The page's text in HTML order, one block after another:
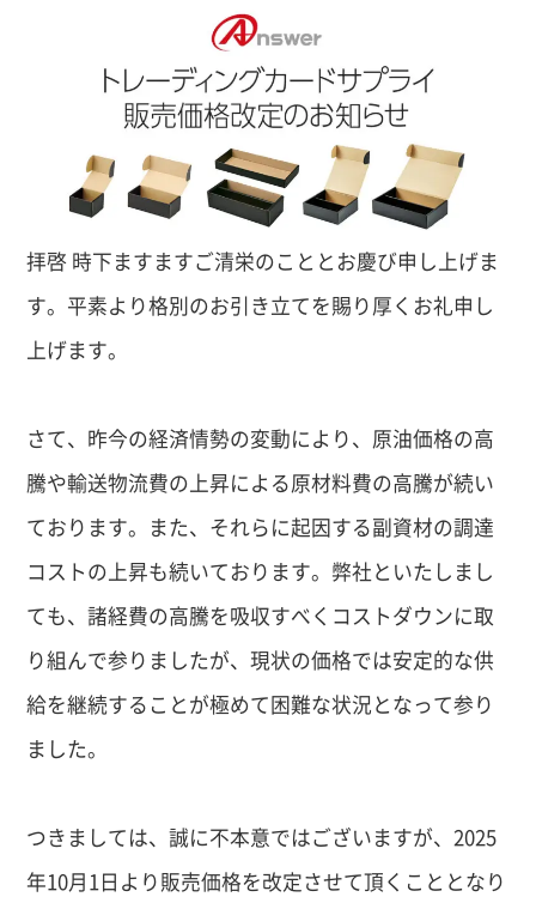
拝啓 時下ますますご清栄のこととお慶び申し上げま
す。平素より格別のお引き立てを賜り厚くお礼申し
上げます。
さて、昨今の経済情勢の変動により、原油価格の高
騰や輸送物流費の上昇による原材料費の高騰が続い
ております。また、それらに起因する副資材の調達
コストの上昇も続いております。弊社といたしまし
ても、諸経費の高騰を吸収すべくコストダウンに取
り組んで参りましたが、現状の価格では安定的な供
給を継続することが極めて困難な状況となって参り
ました。
つきましては、誠に不本意ではございますが、2025
年10月1日より販売価格を改定させて頂くこととなり